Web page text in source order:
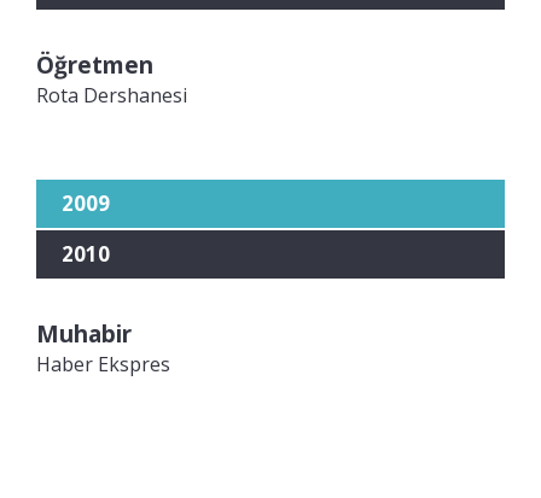
Öğretmen
Rota Dershanesi
2009
2010
Muhabir
Haber Ekspres